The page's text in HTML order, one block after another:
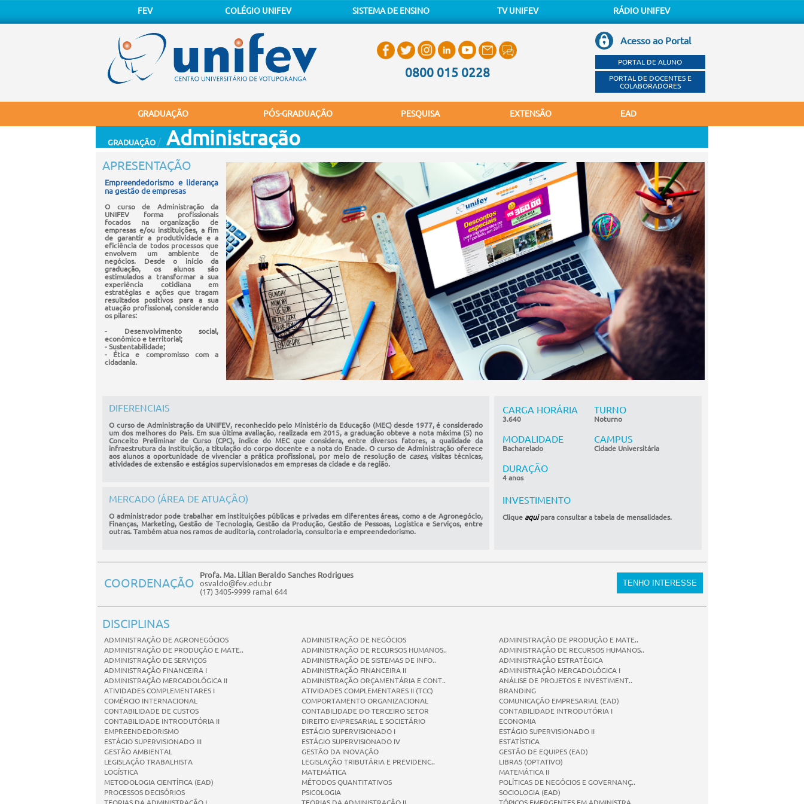
FEV COLÉGIO UNIFEV SISTEMA DE ENSINO TV UNIFEV RÁDIO UNIFEV
0800 015 0228
Acesso ao Portal
PORTAL DE ALUNO
PORTAL DE DOCENTES E
COLABORADORES
GRADUAÇÃO PÓS-GRADUAÇÃO PESQUISA EXTENSÃO EAD
GRADUAÇÃO / Administração
APRESENTAÇÃO
Empreendedorismo e liderança
na gestão de empresas
O curso de Administração da
UNIFEV forma profissionais
focados na organização de
empresas e/ou instituições, a fim
de garantir a produtividade e a
eficiência de todos processos que
envolvem um ambiente de
negócios. Desde o início da
graduação, os alunos são
estimulados a transformar a sua
experiência cotidiana em
estratégias e ações que tragam
resultados positivos para a sua
atuação profissional, considerando
os pilares:
- Desenvolvimento social,
econômico e territorial;
- Sustentabilidade;
- Ética e compromisso com a
cidadania.
DIFERENCIAIS
O curso de Administração da UNIFEV, reconhecido pelo Ministério da Educação (MEC) desde 1977, é considerado
um dos melhores do País. Em sua última avaliação, realizada em 2015, a graduação obteve a nota máxima (5) no
Conceito Preliminar de Curso (CPC), índice do MEC que considera, entre diversos fatores, a qualidade da
infraestrutura da Instituição, a titulação do corpo docente e a nota do Enade. O curso de Administração oferece
aos alunos a oportunidade de vivenciar a prática profissional, por meio de resolução de cases, visitas técnicas,
atividades de extensão e estágios supervisionados em empresas da cidade e da região.
CARGA HORÁRIA
3.640
MODALIDADE
Bacharelado
DURAÇÃO
4 anos
TURNO
Noturno
CAMPUS
Cidade Universitária
INVESTIMENTO
Clique aquipara consultar a tabela de mensalidades.
MERCADO (ÁREA DE ATUAÇÃO)
O administrador pode trabalhar em instituições públicas e privadas em diferentes áreas, como a de Agronegócio,
Finanças, Marketing, Gestão de Tecnologia, Gestão da Produção, Gestão de Pessoas, Logística e Serviços, entre
outras. Também atua nos ramos de auditoria, controladoria, consultoria e empreendedorismo.
COORDENAÇÃO
Profa. Ma. Lilian Beraldo Sanches Rodrigues
osvaldo@fev.edu.br
(17) 3405-9999 ramal 644
DISCIPLINAS
ADMINISTRAÇÃO DE AGRONEGÓCIOS ADMINISTRAÇÃO DE NEGÓCIOS
ADMINISTRAÇÃO DE PRODUÇÃO E MATE..
ADMINISTRAÇÃO DE PRODUÇÃO E MATE..
ADMINISTRAÇÃO DE RECURSOS HUMANOS..
ADMINISTRAÇÃO DE RECURSOS HUMANOS..
ADMINISTRAÇÃO DE SERVIÇOS
ADMINISTRAÇÃO DE SISTEMAS DE INFO..
ADMINISTRAÇÃO ESTRATÉGICA
ADMINISTRAÇÃO FINANCEIRA I
ADMINISTRAÇÃO FINANCEIRA II
ADMINISTRAÇÃO MERCADOLÓGICA I
ADMINISTRAÇÃO MERCADOLÓGICA II
ADMINISTRAÇÃO ORÇAMENTÁRIA E CONT..
ANÁLISE DE PROJETOS E INVESTIMENT..
ATIVIDADES COMPLEMENTARES I
ATIVIDADES COMPLEMENTARES II (TCC)
BRANDING
COMÉRCIO INTERNACIONAL
COMPORTAMENTO ORGANIZACIONAL
COMUNICAÇÃO EMPRESARIAL (EAD)
CONTABILIDADE DE CUSTOS
CONTABILIDADE DO TERCEIRO SETOR
CONTABILIDADE INTRODUTÓRIA I
CONTABILIDADE INTRODUTÓRIA II
DIREITO EMPRESARIAL E SOCIETÁRIO
ECONOMIA
EMPREENDEDORISMO
ESTÁGIO SUPERVISIONADO I
ESTÁGIO SUPERVISIONADO II
ESTÁGIO SUPERVISIONADO III
ESTÁGIO SUPERVISIONADO IV
ESTATÍSTICA
GESTÃO AMBIENTAL
GESTÃO DA INOVAÇÃO
GESTÃO DE EQUIPES (EAD)
LEGISLAÇÃO TRABALHISTA
LEGISLAÇÃO TRIBUTÁRIA E PREVIDENC..
LIBRAS (OPTATIVO)
LOGÍSTICA
MATEMÁTICA
MATEMÁTICA II
METODOLOGIA CIENTÍFICA (EAD)
MÉTODOS QUANTITATIVOS
POLÍTICAS DE NEGÓCIOS E GOVERNANÇ..
PROCESSOS DECISÓRIOS
PSICOLOGIA
SOCIOLOGIA (EAD)